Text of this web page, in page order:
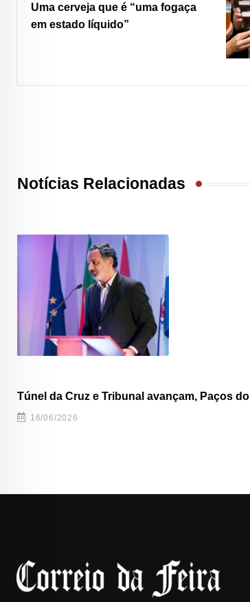
Uma cerveja que é “uma fogaça
em estado líquido”
Notícias Relacionadas
Túnel da Cruz e Tribunal avançam, Paços do
16/06/2026